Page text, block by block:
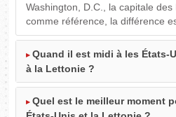
Washington, D.C., la capitale
comme référence, la différence
Quand il est midi à les États-
à la Lettonie ?
Quel est le meilleur moment